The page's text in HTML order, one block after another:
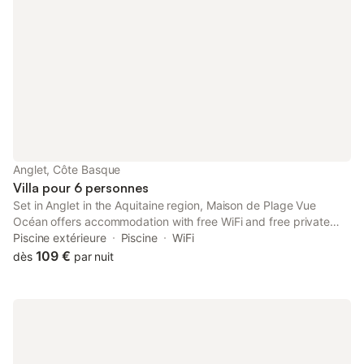
Anglet, Côte Basque
Villa pour 6 personnes
Set in Anglet in the Aquitaine region, Maison de Plage Vue
Océan offers accommodation with free WiFi and free private
parking. This villa features a terrace. The accommodation is
non-smoking.
Piscine extérieure Piscine
WiFi
dès 109 € par nuit